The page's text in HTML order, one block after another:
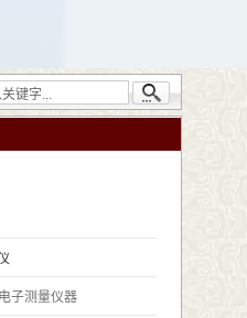
备包括：超声检测（UT）；射线检
子测量仪器